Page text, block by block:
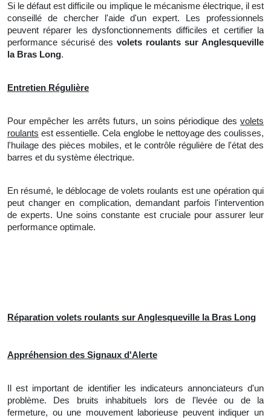
Si le défaut est difficile ou implique le mécanisme électrique, il est
conseillé de chercher l'aide d'un expert. Les professionnels
peuvent réparer les dysfonctionnements difficiles et certifier la
performance sécurisé des volets roulants sur Anglesqueville
la Bras Long.
Entretien Régulière
Pour empêcher les arrêts futurs, un soins périodique des volets
roulants est essentielle. Cela englobe le nettoyage des coulisses,
l'huilage des pièces mobiles, et le contrôle régulière de l'état des
barres et du système électrique.
En résumé, le déblocage de volets roulants est une opération qui
peut changer en complication, demandant parfois l'intervention
de experts. Une soins constante est cruciale pour assurer leur
performance optimale.
Réparation volets roulants sur Anglesqueville la Bras Long
Appréhension des Signaux d'Alerte
Il est important de identifier les indicateurs annonciateurs d'un
problème. Des bruits inhabituels lors de l'levée ou de la
fermeture, ou une mouvement laborieuse peuvent indiquer un